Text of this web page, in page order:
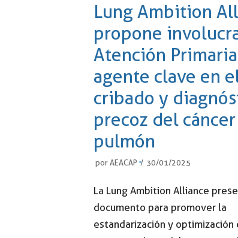
Lung Ambition
propone
Atención
agente clave en
cribado y
precoz del
pulmón
por AEACAP 30/01/2025
La Lung Ambition Alliance
documento para promover la
estandarización y optimización